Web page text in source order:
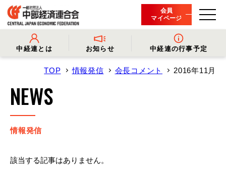
会員
マイページ
中経連とは
- 中経連とは - 会長挨拶
- 役員名簿
- 会員一覧
お知らせ
- プレスリリース
- 会長コメント
- イベント・セミナー
中経連の行事予定
TOP 情報発信 会長コメント 2016年11月
NEWS
情報発信
該当する記事はありません。